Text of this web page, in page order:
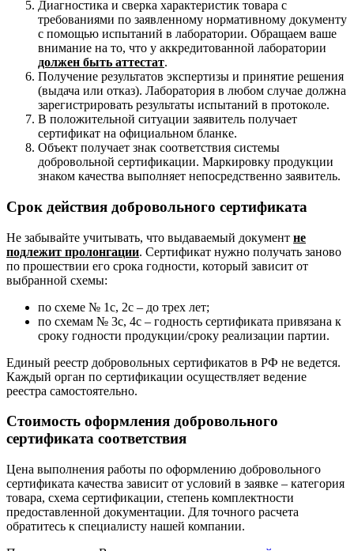
Диагностика и сверка характеристик товара с
требованиями по заявленному нормативному документу
с помощью испытаний в лаборатории. Обращаем ваше
внимание на то, что у аккредитованной лаборатории
должен быть аттестат.
Получение результатов экспертизы и принятие решения
(выдача или отказ). Лаборатория в любом случае должна
зарегистрировать результаты испытаний в протоколе.
В положительной ситуации заявитель получает
сертификат на официальном бланке.
Объект получает знак соответствия системы
добровольной сертификации. Маркировку продукции
знаком качества выполняет непосредственно заявитель.
Срок действия добровольного сертификата
Не забывайте учитывать, что выдаваемый документ не
подлежит пролонгации. Сертификат нужно получать заново
по прошествии его срока годности, который зависит от
выбранной схемы:
по схеме № 1с, 2с – до трех лет;
по схемам № 3с, 4с – годность сертификата привязана к
сроку годности продукции/сроку реализации партии.
Единый реестр добровольных сертификатов в РФ не ведется.
Каждый орган по сертификации осуществляет ведение
реестра самостоятельно.
Стоимость оформления добровольного
сертификата соответствия
Цена выполнения работы по оформлению добровольного
сертификата качества зависит от условий в заявке – категория
товара, схема сертификации, степень комплектности
предоставленной документации. Для точного расчета
обратитесь к специалисту нашей компании.